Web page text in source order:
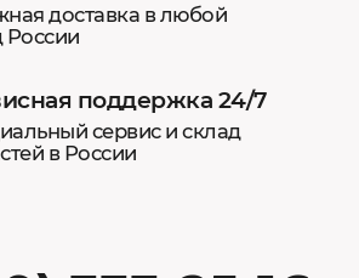
доставка в любой
России
поддержка 24/7
сервис и склад
в России